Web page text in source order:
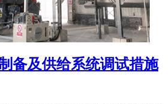
备及供给系统调试措施